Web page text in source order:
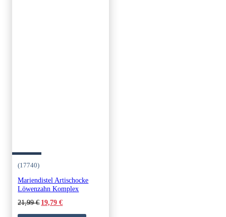
(17740)
Mariendistel Artischocke
Löwenzahn Komplex
21,99€ Original
19,79€Current